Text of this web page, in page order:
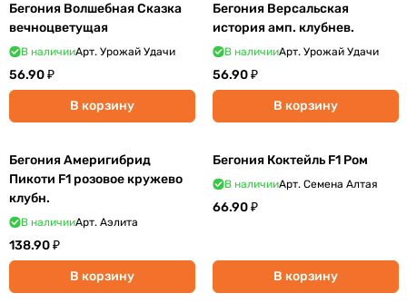
Бегония Волшебная Сказка
вечноцветущая
В наличииАрт. Урожай Удачи
56.90 ₽
В корзину
Бегония Версальская
история амп. клубнев.
В наличииАрт. Урожай Удачи
56.90 ₽
В корзину
Бегония Америгибрид
Пикоти F1 розовое кружево
клубн.
В наличииАрт. Аэлита
138.90 ₽
В корзину
Бегония Коктейль F1 Ром
В наличииАрт. Семена Алтая
66.90 ₽
В корзину